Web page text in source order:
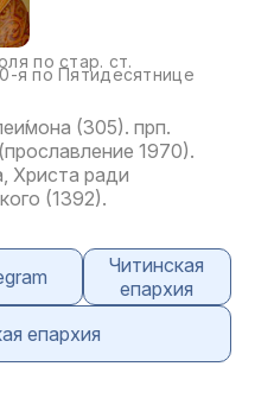
по стар. ст.
я по Пятидесятнице
(305). прп.
1970).
Христа ради
(1392).
Читинская
епархия
епархия